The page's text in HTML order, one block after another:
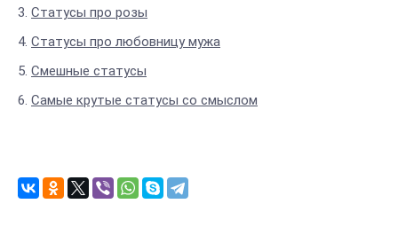
Статусы про розы
Статусы про любовницу мужа
Смешные статусы
Самые крутые статусы со смыслом